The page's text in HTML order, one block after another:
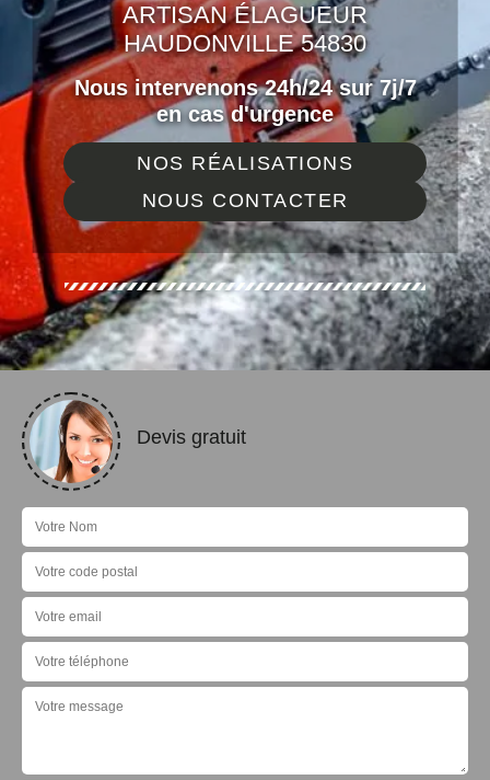
ARTISAN ÉLAGUEUR
HAUDONVILLE 54830
Nous intervenons 24h/24 sur 7j/7
en cas d'urgence
NOS RÉALISATIONS
NOUS CONTACTER
Devis gratuit